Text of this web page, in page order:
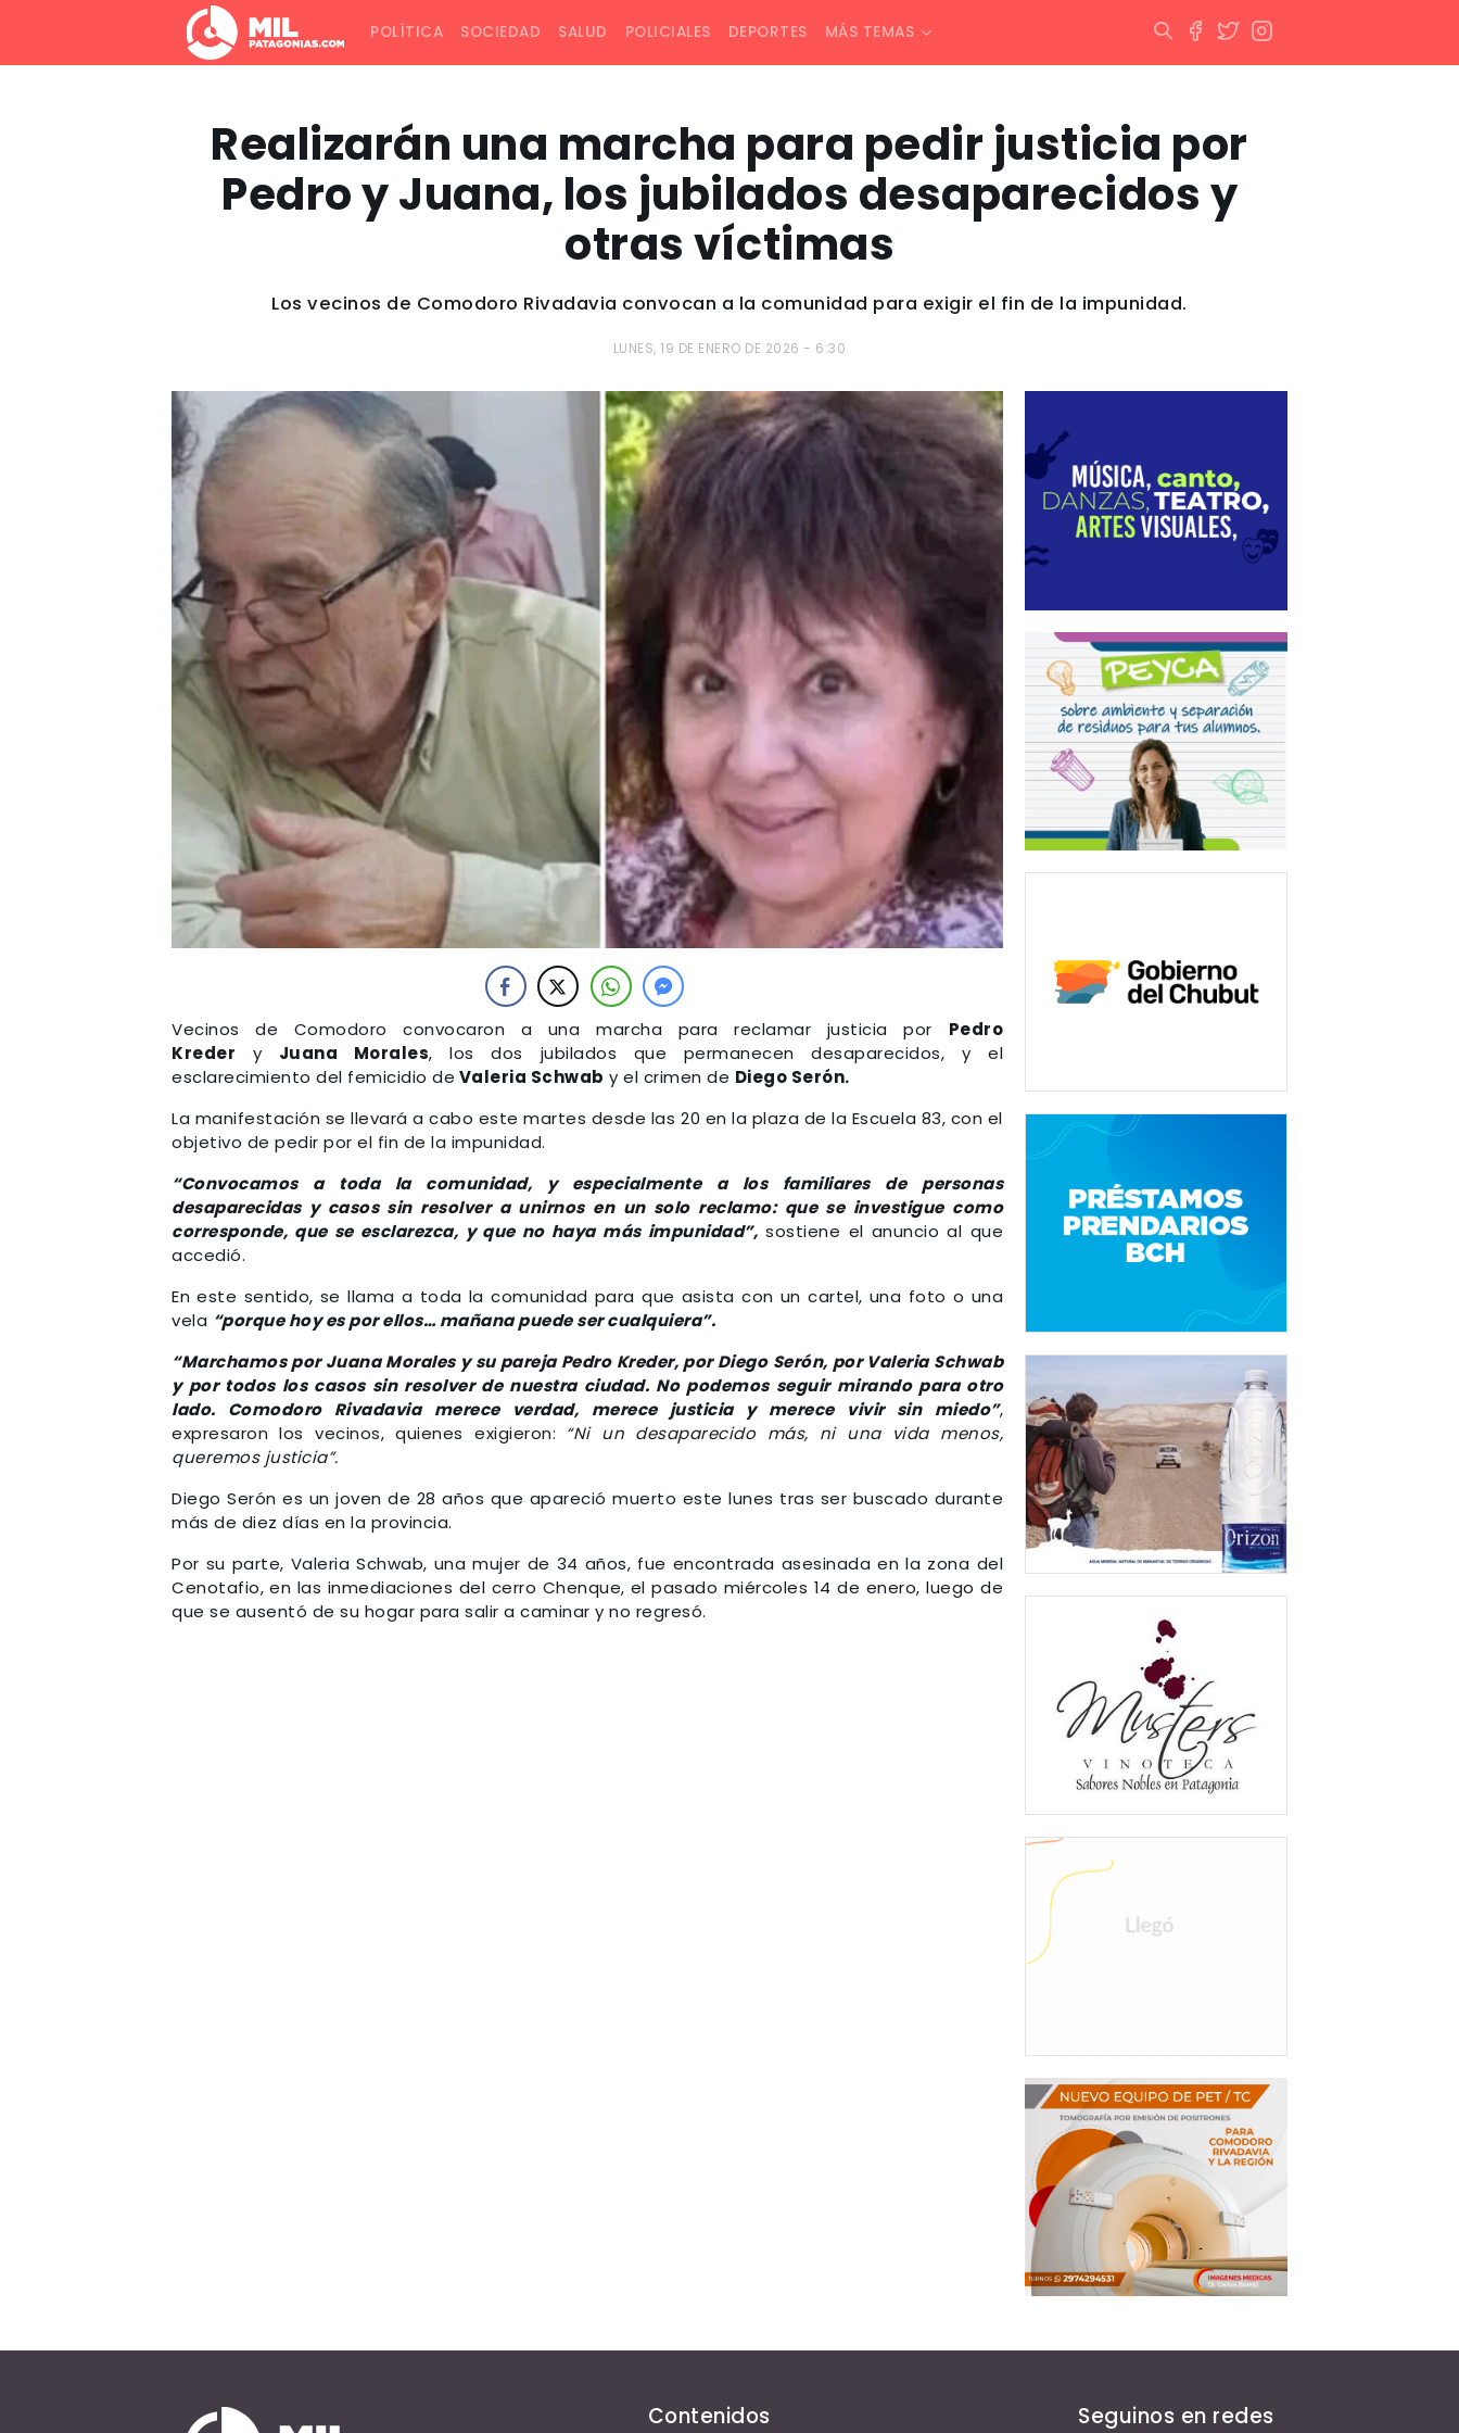
POLÍTICA SOCIEDAD SALUD POLICIALES DEPORTES MÁS TEMAS
Realizarán una marcha para pedir justicia por
Pedro y Juana, los jubilados desaparecidos y
otras víctimas
Los vecinos de Comodoro Rivadavia convocan a la comunidad para exigir el fin de la impunidad.
LUNES, 19 DE ENERO DE 2026 - 6:30
Vecinos de Comodoro convocaron a una marcha para reclamar justicia por Pedro
Kreder y Juana Morales, los dos jubilados que permanecen desaparecidos, y el
esclarecimiento del femicidio de Valeria Schwab y el crimen de Diego Serón.
La manifestación se llevará a cabo este martes desde las 20 en la plaza de la Escuela 83, con el
objetivo de pedir por el fin de la impunidad.
“Convocamos a toda la comunidad, y especialmente a los familiares de personas
desaparecidas y casos sin resolver a unirnos en un solo reclamo: que se investigue como
corresponde, que se esclarezca, y que no haya más impunidad”, sostiene el anuncio al que
accedió.
En este sentido, se llama a toda la comunidad para que asista con un cartel, una foto o una
vela “porque hoy es por ellos… mañana puede ser cualquiera”.
“Marchamos por Juana Morales y su pareja Pedro Kreder, por Diego Serón, por Valeria Schwab
y por todos los casos sin resolver de nuestra ciudad. No podemos seguir mirando para otro
lado. Comodoro Rivadavia merece verdad, merece justicia y merece vivir sin miedo”,
expresaron los vecinos, quienes exigieron: “Ni un desaparecido más, ni una vida menos,
queremos justicia”.
Diego Serón es un joven de 28 años que apareció muerto este lunes tras ser buscado durante
más de diez días en la provincia.
Por su parte, Valeria Schwab, una mujer de 34 años, fue encontrada asesinada en la zona del
Cenotafio, en las inmediaciones del cerro Chenque, el pasado miércoles 14 de enero, luego de
que se ausentó de su hogar para salir a caminar y no regresó.
Contenidos Seguinos en redes